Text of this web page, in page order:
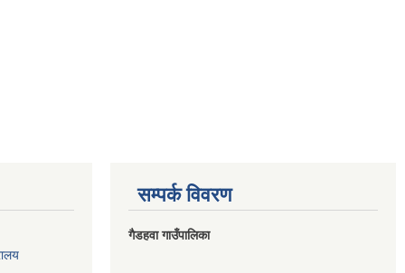
सम्पर्क विवरण
गैडहवा गाउँपालिका